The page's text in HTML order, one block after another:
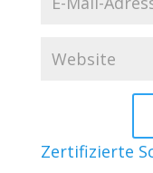
Zertifizierte